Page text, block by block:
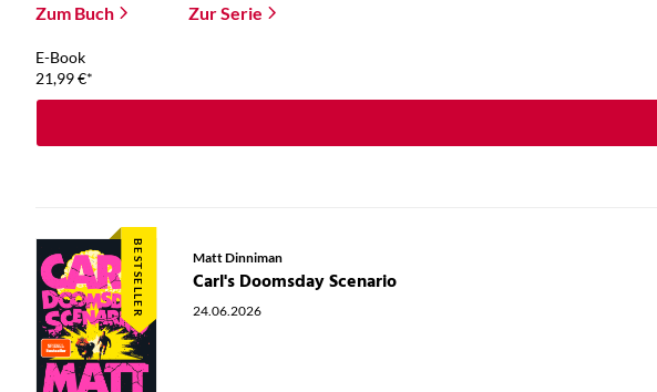
Zum Buch Zur Serie
E-Book
21,99€*
BESTSELLER Matt Dinniman
Carl's Doomsday Scenario
24.06.2026